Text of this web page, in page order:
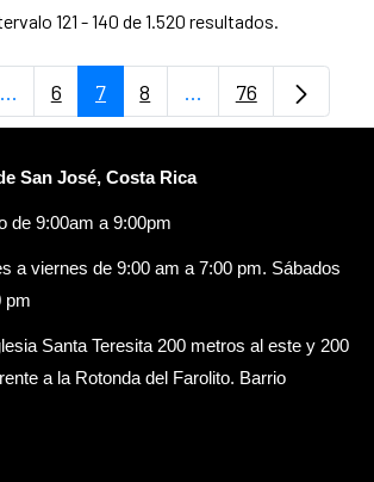
121 - 140 de 1.520 resultados.
...Páginas intermedias Use TAB para
Página
6 Página
7 Página
8 ...PáginasPágina
76
San José, Costa Rica
de 9:00am a 9:00pm
a viernes de 9:00 am a 7:00 pm. Sábados
pm
Santa Teresita 200 metros al este y 200
a la Rotonda del Farolito. Barrio